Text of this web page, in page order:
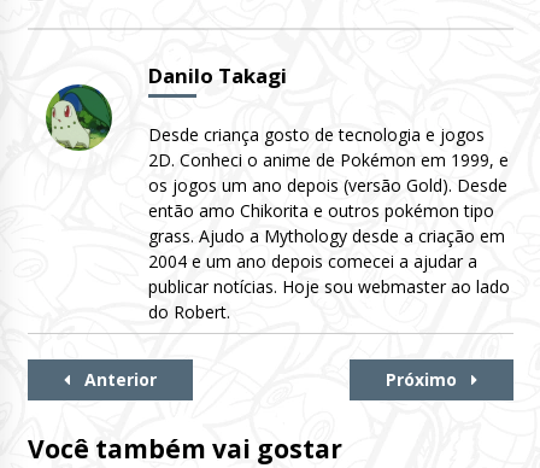
Danilo Takagi
Desde criança gosto de tecnologia e jogos
2D. Conheci o anime de Pokémon em 1999, e
os jogos um ano depois (versão Gold). Desde
então amo Chikorita e outros pokémon tipo
grass. Ajudo a Mythology desde a criação em
2004 e um ano depois comecei a ajudar a
publicar notícias. Hoje sou webmaster ao lado
do Robert.
Continue
Anterior Próximo
Você também vai gostar